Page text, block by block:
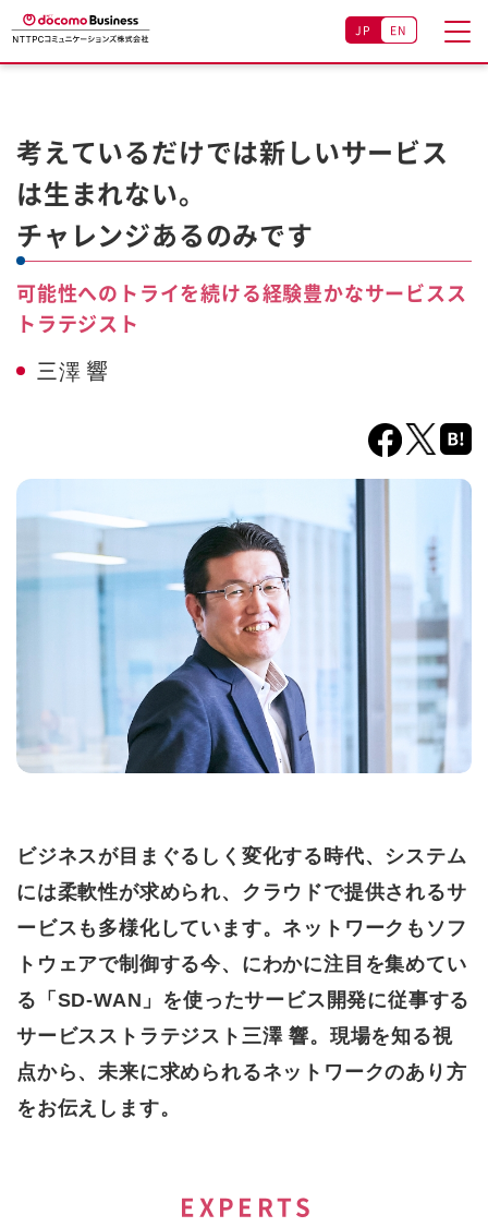
JP EN
考えているだけでは新しいサービス
は生まれない。
チャレンジあるのみです
可能性へのトライを続ける経験豊かなサービスス
トラテジスト
三澤 響
ビジネスが目まぐるしく変化する時代、システム
には柔軟性が求められ、クラウドで提供されるサ
ービスも多様化しています。ネットワークもソフ
トウェアで制御する今、にわかに注目を集めてい
る「SD-WAN」を使ったサービス開発に従事する
サービスストラテジスト三澤 響。現場を知る視
点から、未来に求められるネットワークのあり方
をお伝えします。
EXPERTS